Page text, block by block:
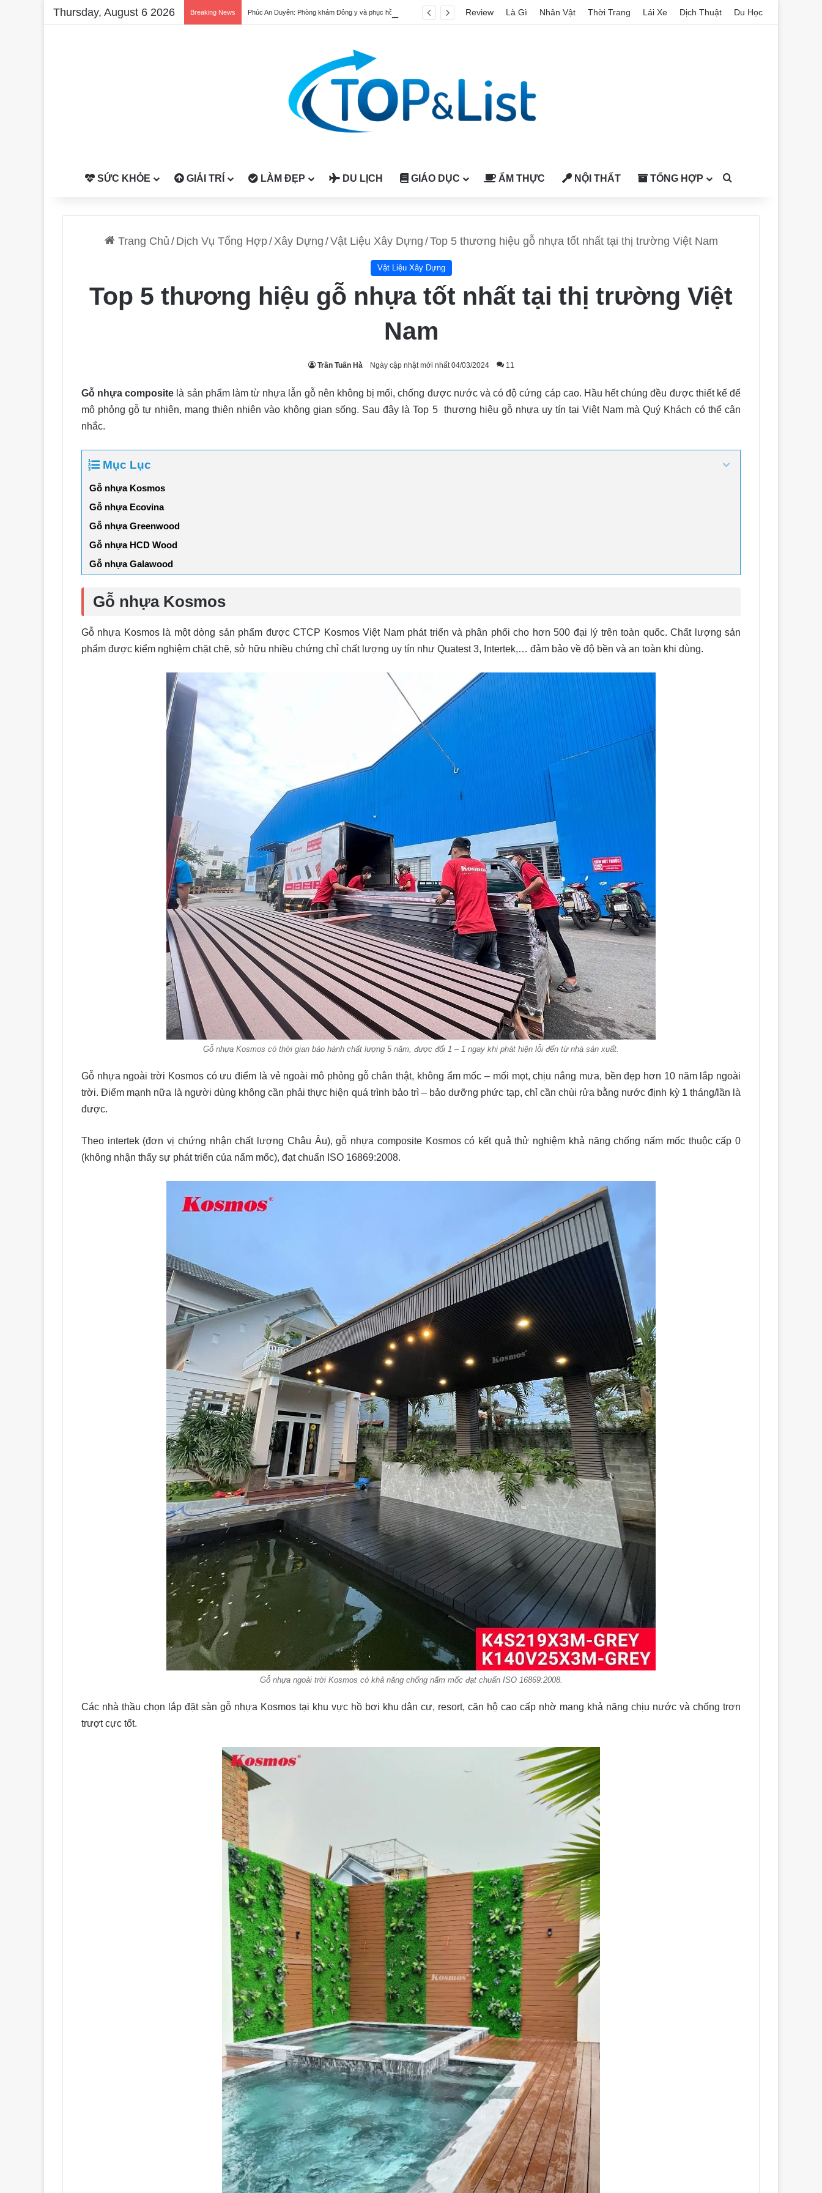
Thursday, August 6 2026 Breaking News Review Là Gì Nhân Vật Thời Trang Lái Xe Dịch Thuật Du Học
SỨC KHỎE GIẢI TRÍ LÀM ĐẸP DU LỊCH GIÁO DỤC ẨM THỰC NỘI THẤT TỔNG HỢP
Trang Chủ / Dịch Vụ Tổng Hợp/ Xây Dựng /Vật Liệu Xây Dựng /Top 5 thương hiệu gỗ nhựa tốt nhất tại thị trường Việt Nam
Vật Liệu Xây Dựng
Top 5 thương hiệu gỗ nhựa tốt nhất tại thị trường Việt
Nam
Trần Tuấn Hà Ngày cập nhật mới nhất 04/03/2024 11
Gỗ nhựa composite là sản phẩm làm từ nhựa lẫn gỗ nên không bị mối, chống được nước và có độ cứng cáp cao. Hầu hết chúng đều được thiết kế để
mô phỏng gỗ tự nhiên, mang thiên nhiên vào không gian sống. Sau đây là Top 5 thương hiệu gỗ nhựa uy tín tại Việt Nam mà Quý Khách có thể cân
nhắc.
Mục Lục
Gỗ nhựa Kosmos
Gỗ nhựa Ecovina
Gỗ nhựa Greenwood
Gỗ nhựa HCD Wood
Gỗ nhựa Galawood
Gỗ nhựa Kosmos
Gỗ nhựa Kosmos là một dòng sản phẩm được CTCP Kosmos Việt Nam phát triển và phân phối cho hơn 500 đại lý trên toàn quốc. Chất lượng sản
phẩm được kiểm nghiệm chặt chẽ, sở hữu nhiều chứng chỉ chất lượng uy tín như Quatest 3, Intertek,… đảm bảo về độ bền và an toàn khi dùng.
Gỗ nhựa Kosmos có thời gian bảo hành chất lượng 5 năm, được đổi 1 – 1 ngay khi phát hiện lỗi đến từ nhà sản xuất.
Gỗ nhựa ngoài trời Kosmos có ưu điểm là vẻ ngoài mô phỏng gỗ chân thật, không ẩm mốc – mối mọt, chịu nắng mưa, bền đẹp hơn 10 năm lắp ngoài
trời. Điểm mạnh nữa là người dùng không cần phải thực hiện quá trình bảo trì – bảo dưỡng phức tạp, chỉ cần chùi rửa bằng nước định kỳ 1 tháng/lần là
được.
Theo intertek (đơn vị chứng nhận chất lượng Châu Âu), gỗ nhựa composite Kosmos có kết quả thử nghiệm khả năng chống nấm mốc thuộc cấp 0
(không nhận thấy sự phát triển của nấm mốc), đạt chuẩn ISO 16869:2008.
Gỗ nhựa ngoài trời Kosmos có khả năng chống nấm mốc đạt chuẩn ISO 16869:2008.
Các nhà thầu chọn lắp đặt sàn gỗ nhựa Kosmos tại khu vực hồ bơi khu dân cư, resort, căn hộ cao cấp nhờ mang khả năng chịu nước và chống trơn
trượt cực tốt.